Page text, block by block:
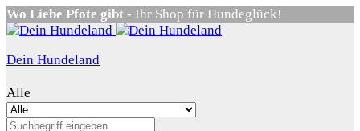
Wo Liebe Pfote gibt - Ihr Shop für Hundeglück!
Dein Hundeland
Alle